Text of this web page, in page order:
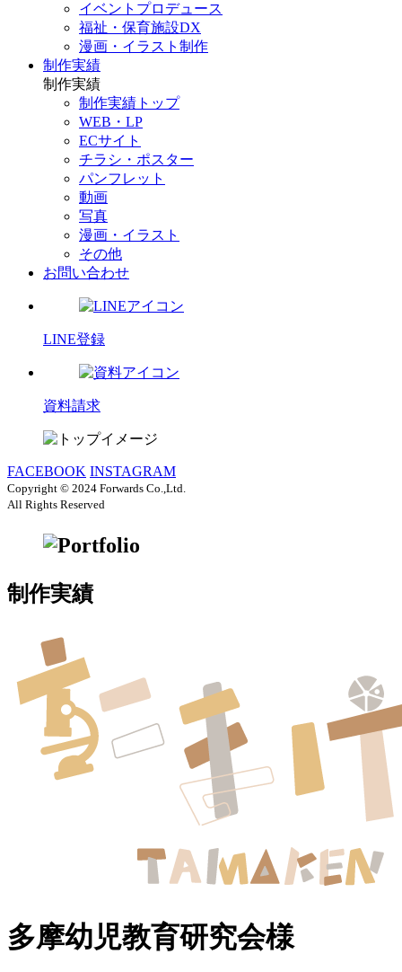
イベントプロデュース
福祉・保育施設DX
漫画・イラスト制作
制作実績
制作実績
制作実績トップ
WEB・LP
ECサイト
チラシ・ポスター
パンフレット
動画
写真
漫画・イラスト
その他
お問い合わせ
LINE登録
資料請求
FACEBOOK INSTAGRAM
Copyright © 2024 Forwards Co.,Ltd.
All Rights Reserved
制作実績
多摩幼児教育研究会様